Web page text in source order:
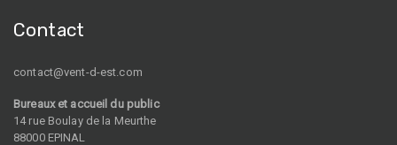
Contact
contact@vent-d-est.com
Bureaux et accueil du public
14 rue Boulay de la Meurthe
88000 EPINAL